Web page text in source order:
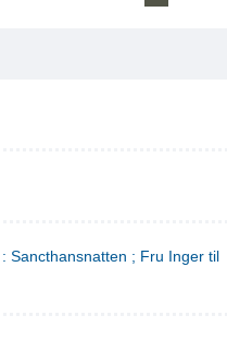
Sancthansnatten ; Fru Inger til